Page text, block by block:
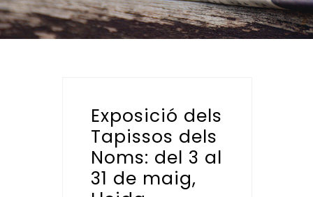
Exposició dels
Tapissos dels
Noms: del 3 al
31 de maig,